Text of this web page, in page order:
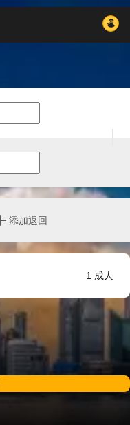
添加返回
1 成人